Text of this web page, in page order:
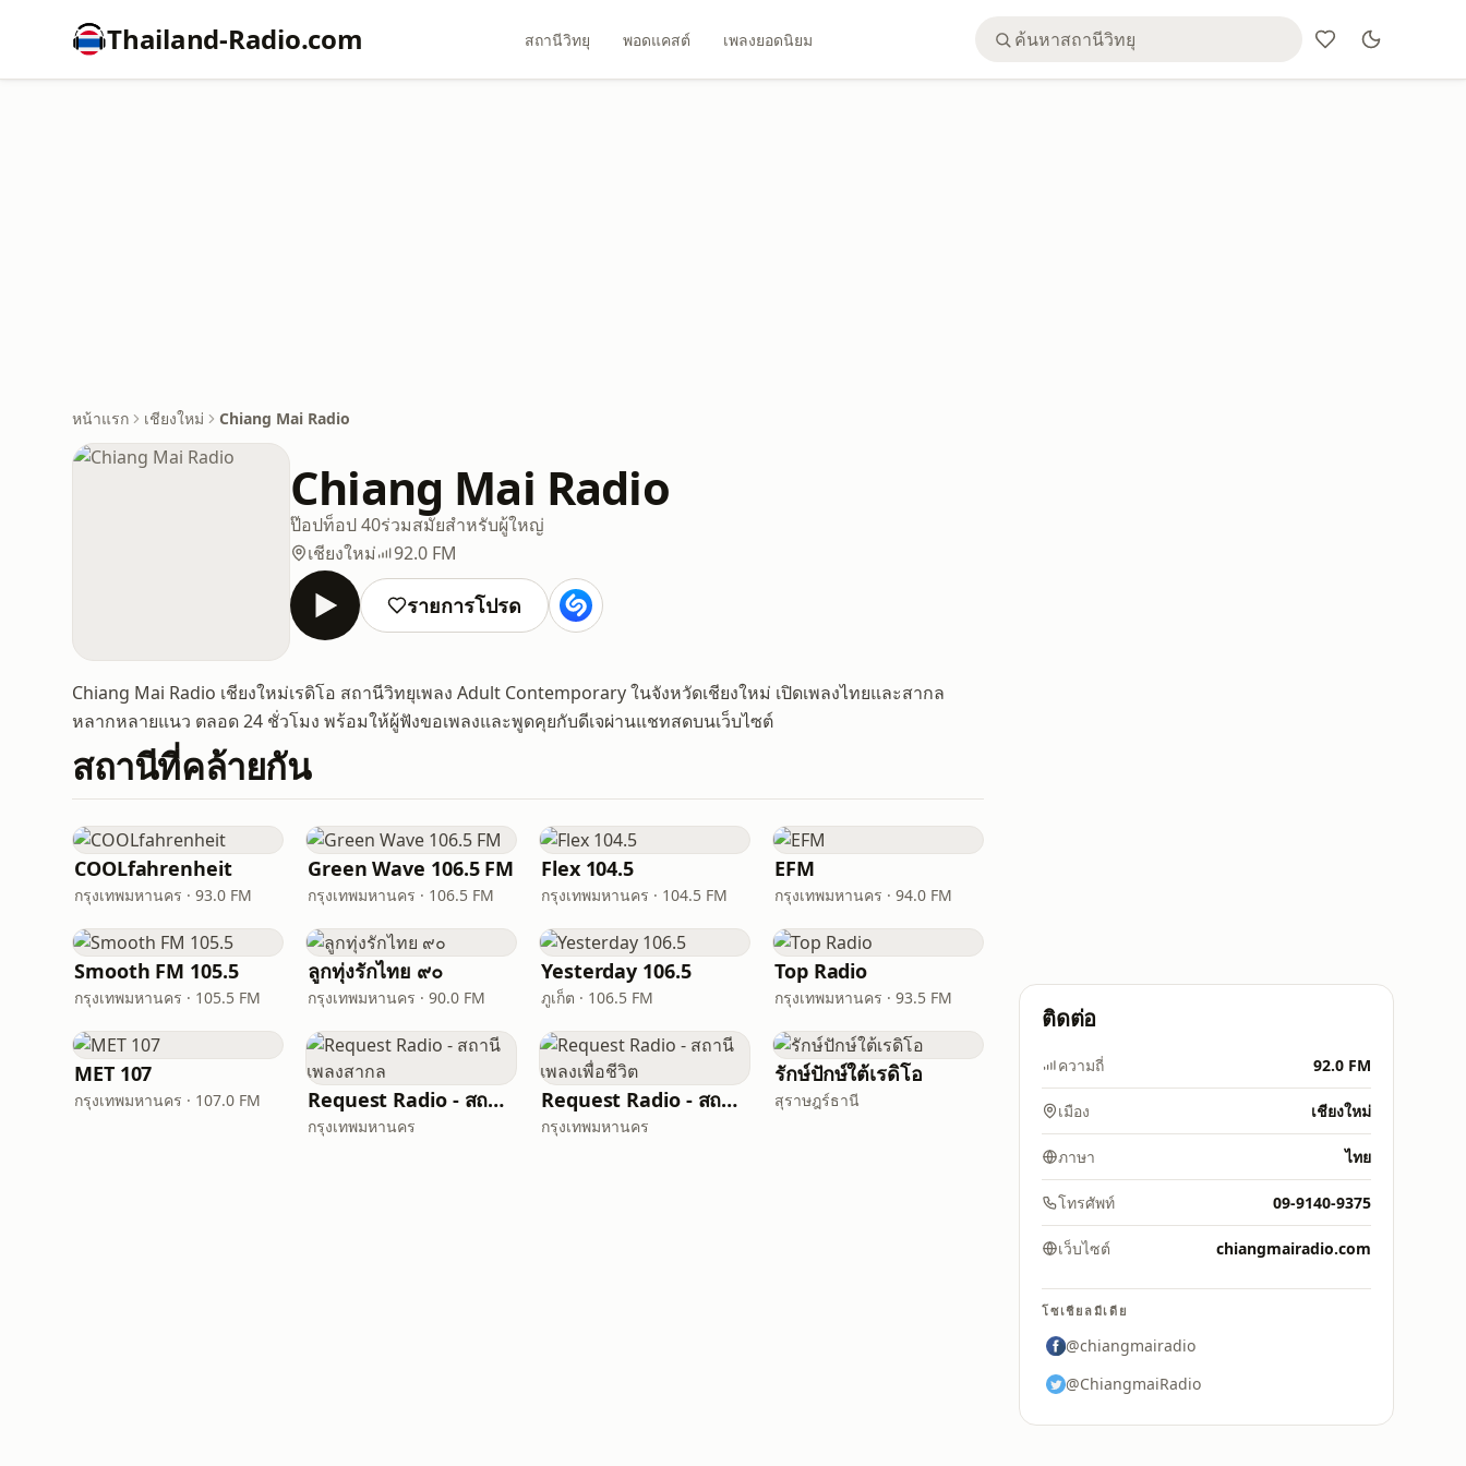
Thailand-Radio.com สถานีวิทยุ พอดแคสต์ เพลงยอดนิยม
หน้าแรก เชียงใหม่ Chiang Mai Radio
Chiang Mai Radio
ป๊อปท็อป 40ร่วมสมัยสำหรับผู้ใหญ่
เชียงใหม่
92.0 FM
รายการโปรด
Chiang Mai Radio เชียงใหม่เรดิโอ สถานีวิทยุเพลง Adult Contemporary ในจังหวัดเชียงใหม่ เปิดเพลงไทยและสากล
หลากหลายแนว ตลอด 24 ชั่วโมง พร้อมให้ผู้ฟังขอเพลงและพูดคุยกับดีเจผ่านแชทสดบนเว็บไซต์
สถานีที่คล้ายกัน
COOLfahrenheit
กรุงเทพมหานคร · 93.0 FM
Green Wave 106.5 FM
กรุงเทพมหานคร · 106.5 FM
Flex 104.5
กรุงเทพมหานคร · 104.5 FM
EFM
กรุงเทพมหานคร · 94.0 FM
Smooth FM 105.5
กรุงเทพมหานคร · 105.5 FM
ลูกทุ่งรักไทย ๙๐
กรุงเทพมหานคร · 90.0 FM
Yesterday 106.5
ภูเก็ต · 106.5 FM
Top Radio
กรุงเทพมหานคร · 93.5 FM
MET 107
กรุงเทพมหานคร · 107.0 FM Request Radio - สถานีเพลงสากล
กรุงเทพมหานคร
Request Radio - สถานีเพลงเพื่อชีวิต
กรุงเทพมหานคร
รักษ์ปักษ์ใต้เรดิโอ
สุราษฎร์ธานี
ติดต่อ
ความถี่ 92.0 FM
เมือง เชียงใหม่
ภาษา ไทย
โทรศัพท์ 09-9140-9375
เว็บไซต์ chiangmairadio.com
โซเชียลมีเดีย
@chiangmairadio
@ChiangmaiRadio